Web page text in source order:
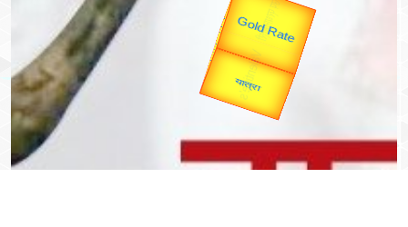
उप प्रधानमंत्री
Valentine's
उपराष्ट्रपति
यात्रा
Gold Rate unTV Special